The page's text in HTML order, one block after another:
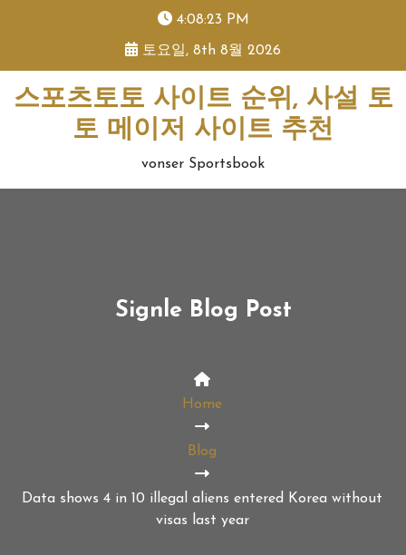
4:08:23 PM
토요일, 8th 8월 2026
스포츠토토 사이트 순위, 사설 토
토 메이저 사이트 추천
vonser Sportsbook
Signle Blog Post
Home
Blog
Data shows 4 in 10 illegal aliens entered Korea without
visas last year